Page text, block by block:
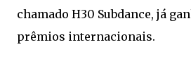
chamado H30 Subdance, já
prêmios internacionais.